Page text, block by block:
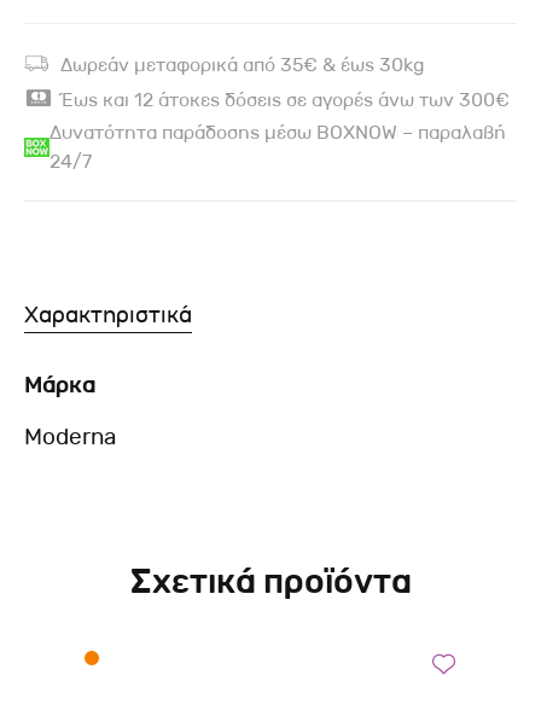
Δωρεάν μεταφορικά από 35€ & έως 30kg
Έως και 12 άτοκες δόσεις σε αγορές άνω των 300€
Δυνατότητα παράδοσης μέσω BOXNOW – παραλαβή
24/7
Χαρακτηριστικά
Μάρκα
Moderna
Σχετικά προϊόντα